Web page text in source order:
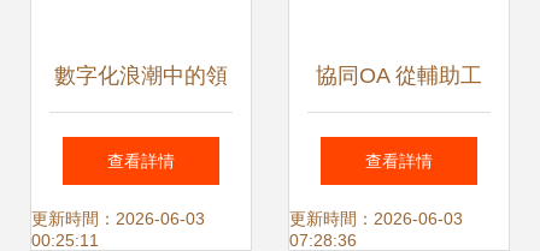
數字化浪潮中的領
航者 中國協同OA
管理軟件如何賦能
查看詳情
更新時間：2026-06-03
00:25:11
協同OA 從輔助工
具到集團管控的數
字化轉型引擎
查看詳情
更新時間：2026-06-03
07:28:36